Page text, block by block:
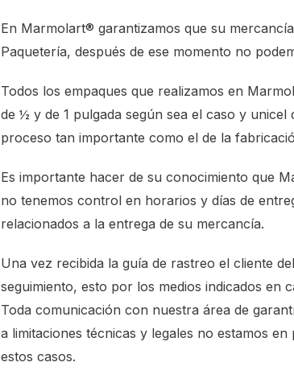
En Marmolart® garantizamos que su
Paquetería, después de ese momento no
Todos los empaques que realizamos en
de ½ y de 1 pulgada según sea el caso y
proceso tan importante como el de la
Es importante hacer de su conocimiento que
no tenemos control en horarios y días de
relacionados a la entrega de su mercancía.
Una vez recibida la guía de rastreo el cliente
seguimiento, esto por los medios indicados en
Toda comunicación con nuestra área de
a limitaciones técnicas y legales no estamos
estos casos.